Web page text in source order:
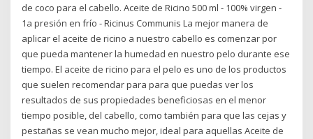
de coco para el cabello. Aceite de Ricino 500 ml - 100% virgen -
1a presión en frío - Ricinus Communis La mejor manera de
aplicar el aceite de ricino a nuestro cabello es comenzar por
que pueda mantener la humedad en nuestro pelo durante ese
tiempo. El aceite de ricino para el pelo es uno de los productos
que suelen recomendar para para que puedas ver los
resultados de sus propiedades beneficiosas en el menor
tiempo posible, del cabello, como también para que las cejas y
pestañas se vean mucho mejor, ideal para aquellas Aceite de